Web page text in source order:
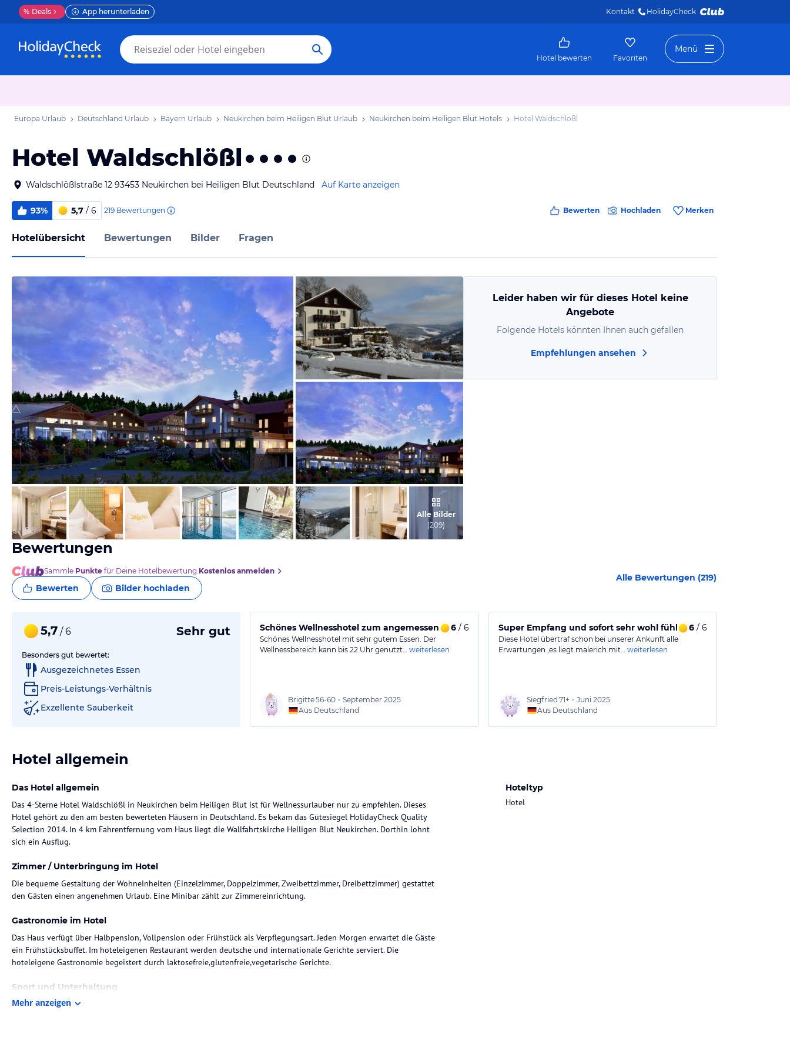
% Deals App herunterladen Kontakt HolidayCheck
Hotel bewerten Favoriten
Menü
Europa Urlaub Deutschland Urlaub Bayern Urlaub Neukirchen beim Heiligen Blut Urlaub Neukirchen beim Heiligen Blut Hotels Hotel Waldschlößl
Hotel Waldschlößl
Waldschlößlstraße 12 93453 Neukirchen bei Heiligen Blut Deutschland Auf Karte anzeigen
93% 5,7 / 6 219 Bewertungen Bewerten Hochladen Merken
Hotelübersicht Bewertungen Bilder Fragen
vom Hotelier, April 2018
vom Hotelier, Januar 2013
vom Hotelier, April 2018
Alle Bilder
(209)
Leider haben wir für dieses Hotel keine
Angebote
Folgende Hotels könnten Ihnen auch gefallen
Empfehlungen ansehen
Bewertungen
Sammle Punkte für Deine Hotelbewertung.Kostenlos anmelden
Bewerten Bilder hochladen
Alle Bewertungen (219)
5,7 / 6 Sehr gut
Besonders gut bewertet:
Ausgezeichnetes Essen
Preis-Leistungs-Verhältnis
Exzellente Sauberkeit
Schönes Wellnesshotel zum angemessenen Preis
6/ 6
Schönes Wellnesshotel mit sehr gutem Essen. Der
Wellnessbereich kann bis 22 Uhr genutzt… weiterlesen
Brigitte56-60 • September 2025
Aus Deutschland
Super Empfang und sofort sehr wohl fühlen6/ 6
Diese Hotel übertraf schon bei unserer Ankunft alle
Erwartungen ,es liegt malerich mit… weiterlesen
Siegfried 71+ • Juni 2025
Aus Deutschland
Hotel allgemein
Hoteltyp
Hotel
Das Hotel allgemein
Das 4-Sterne Hotel Waldschlößl in Neukirchen beim Heiligen Blut ist für Wellnessurlauber nur zu empfehlen. Dieses
Hotel gehört zu den am besten bewerteten Häusern in Deutschland. Es bekam das Gütesiegel HolidayCheck Quality
Selection 2014. In 4 km Fahrentfernung vom Haus liegt die Wallfahrtskirche Heiligen Blut Neukirchen. Dorthin lohnt
sich ein Ausflug.
Zimmer / Unterbringung im Hotel
Die bequeme Gestaltung der Wohneinheiten (Einzelzimmer, Doppelzimmer, Zweibettzimmer, Dreibettzimmer) gestattet
den Gästen einen angenehmen Urlaub. Eine Minibar zählt zur Zimmereinrichtung.
Gastronomie im Hotel
Das Haus verfügt über Halbpension, Vollpension oder Frühstück als Verpflegungsart. Jeden Morgen erwartet die Gäste
ein Frühstücksbuffet. Im hoteleigenen Restaurant werden deutsche und internationale Gerichte serviert. Die
hoteleigene Gastronomie begeistert durch laktosefreie,glutenfreie,vegetarische Gerichte.
Sport und Unterhaltung
Im Haus erhalten Sie Zugang zum Wellnessbereich mit Fitnesscenter, Jacuzzi, Solarium, Erlebnisdusche, Sauna und
Mehr anzeigen